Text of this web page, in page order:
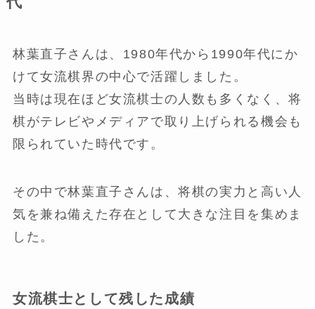
林葉直子さんは、1980年代から1990年代にか
けて女流棋界の中心で活躍しました。
当時は現在ほど女流棋士の人数も多くなく、将
棋がテレビやメディアで取り上げられる機会も
限られていた時代です。
その中で林葉直子さんは、将棋の実力と高い人
気を兼ね備えた存在として大きな注目を集めま
した。
女流棋士として残した成績